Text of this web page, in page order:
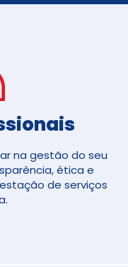
na gestão do seu
ética e
de serviços